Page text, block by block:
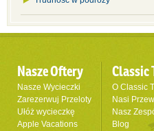
Nasze Oftery
Nasze Wycieczki
Zarezerwuj Przeloty
Ułóż wycieczkę
Apple Vacations
Classic
O Classic
Nasi
Nasz
Blog